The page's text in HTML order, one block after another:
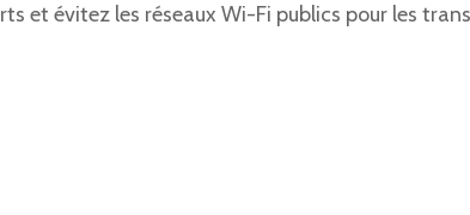
et évitez les réseaux Wi-Fi publics pour les